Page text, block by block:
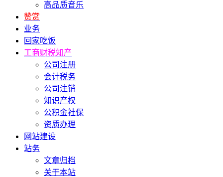
高品质音乐
赞赏
业务
回家吃饭
工商财税知产
公司注册
会计税务
公司注销
知识产权
公积金社保
资质办理
网站建设
站务
文章归档
关于本站